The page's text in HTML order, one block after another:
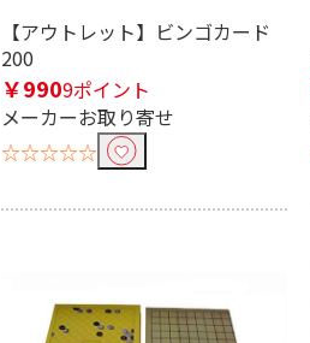
【アウトレット】ビンゴカード
200
￥9909ポイント
メーカーお取り寄せ
☆☆☆☆☆